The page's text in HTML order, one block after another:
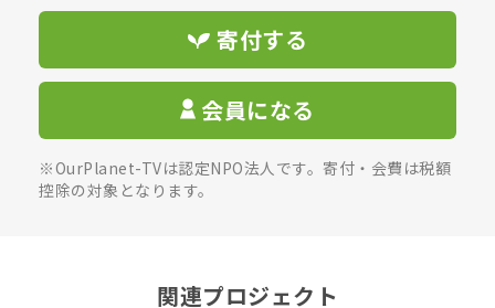
寄付する
会員になる
※OurPlanet-TVは認定NPO法人です。寄付・会費は税額
控除の対象となります。
関連プロジェクト